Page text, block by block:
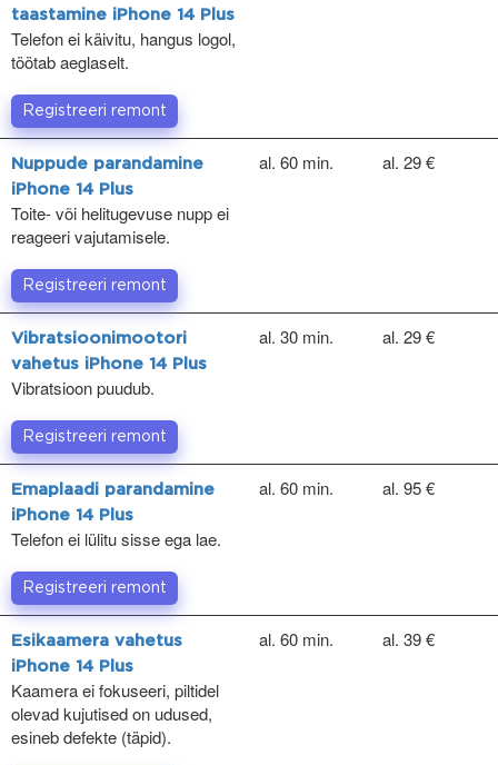
taastamine iPhone 14 Plus
Telefon ei käivitu, hangus logol,
töötab aeglaselt.
Registreeri remont
Nuppude parandamine
iPhone 14 Plus
Toite- või helitugevuse nupp ei
reageeri vajutamisele.
al. 60 min. al. 29 €
Registreeri remont
Vibratsioonimootori
vahetus iPhone 14 Plus
Vibratsioon puudub.
al. 30 min. al. 29 €
Registreeri remont
Emaplaadi parandamine
iPhone 14 Plus
Telefon ei lülitu sisse ega lae.
al. 60 min. al. 95 €
Registreeri remont
Esikaamera vahetus
iPhone 14 Plus
Kaamera ei fokuseeri, piltidel
olevad kujutised on udused,
esineb defekte (täpid).
al. 60 min. al. 39 €